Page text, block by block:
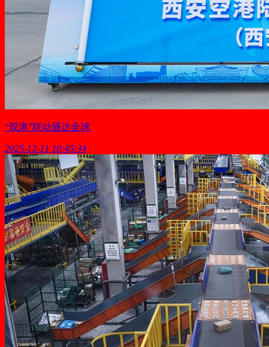
“双港”联动通达全球
2025-12-11 10:45:34